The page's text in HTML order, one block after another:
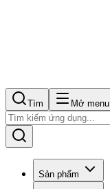
Tìm Mở menu
Sản phẩm